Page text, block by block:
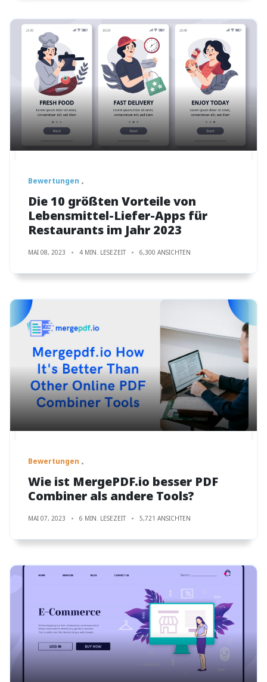
Bewertungen
Die 10 größten Vorteile von
Lebensmittel-Liefer-Apps für
Restaurants im Jahr 2023
MAI 08, 2023 4 MIN. LESEZEIT 6,300 ANSICHTEN
Bewertungen
Wie ist MergePDF.io besser PDF
Combiner als andere Tools?
MAI 07, 2023 6 MIN. LESEZEIT 5,721 ANSICHTEN